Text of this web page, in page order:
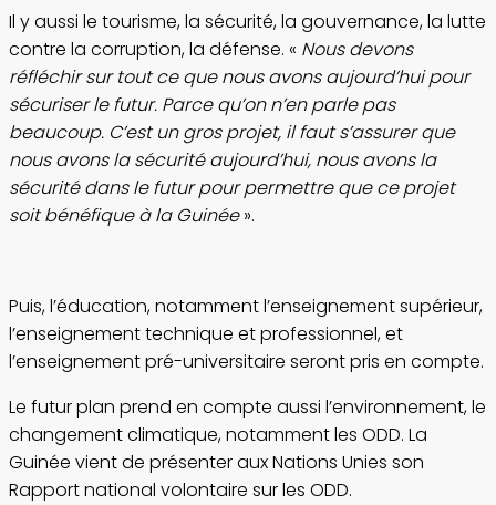
Il y aussi le tourisme, la sécurité, la gouvernance, la lutte
contre la corruption, la défense. « Nous devons
réfléchir sur tout ce que nous avons aujourd’hui pour
sécuriser le futur. Parce qu’on n’en parle pas
beaucoup. C’est un gros projet, il faut s’assurer que
nous avons la sécurité aujourd’hui, nous avons la
sécurité dans le futur pour permettre que ce projet
soit bénéfique à la Guinée».
Puis, l’éducation, notamment l’enseignement supérieur,
l’enseignement technique et professionnel, et
l’enseignement pré-universitaire seront pris en compte.
Le futur plan prend en compte aussi l’environnement, le
changement climatique, notamment les ODD. La
Guinée vient de présenter aux Nations Unies son
Rapport national volontaire sur les ODD.